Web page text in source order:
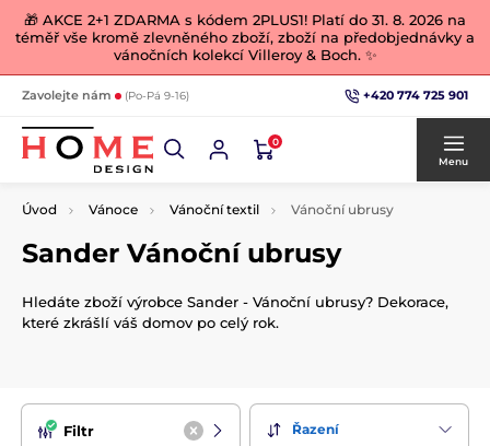
🎁 AKCE 2+1 ZDARMA s kódem 2PLUS1! Platí do 31. 8. 2026 na
téměř vše kromě zlevněného zboží, zboží na předobjednávky a
vánočních kolekcí Villeroy & Boch. ✨
Zavolejte nám (Po-Pá 9-16) +420 774 725 901
0
Menu
Úvod Vánoce Vánoční textil Vánoční ubrusy
Sander Vánoční ubrusy
Hledáte zboží výrobce Sander - Vánoční ubrusy? Dekorace,
které zkrášlí váš domov po celý rok.
Filtr Řazení